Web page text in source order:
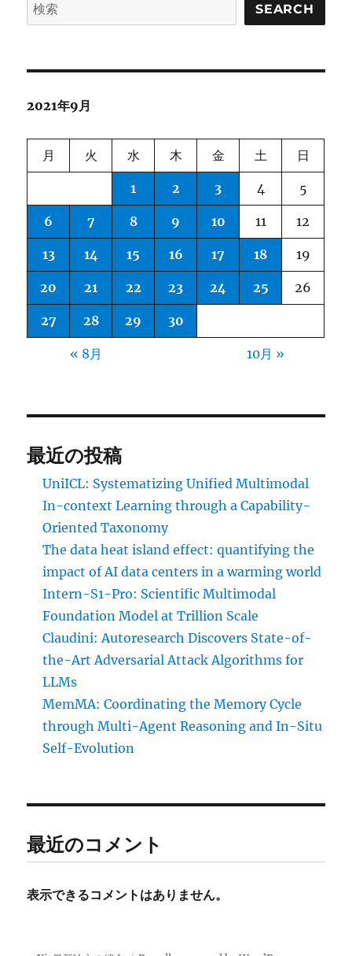
ッ
ト
SEARCH
2021年9月
月 火 水 木 金 土 日
1 2 3 4 5
6 7 8 9 10 11 12
13 14 15 16 17 18 19
20 21 22 23 24 25 26
27 28 29 30
« 8月 10月 »
最近の投稿
UniICL: Systematizing Unified Multimodal
In-context Learning through a Capability-
Oriented Taxonomy
The data heat island effect: quantifying the
impact of AI data centers in a warming world
Intern-S1-Pro: Scientific Multimodal
Foundation Model at Trillion Scale
Claudini: Autoresearch Discovers State-of-
the-Art Adversarial Attack Algorithms for
LLMs
MemMA: Coordinating the Memory Cycle
through Multi-Agent Reasoning and In-Situ
Self-Evolution
最近のコメント
表示できるコメントはありません。